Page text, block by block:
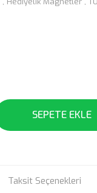
SEPETE EKLE
Taksit Seçenekleri